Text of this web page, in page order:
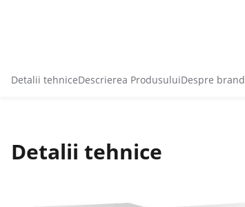
Detalii tehniceDescrierea ProdusuluiDespre brand
Detalii tehnice